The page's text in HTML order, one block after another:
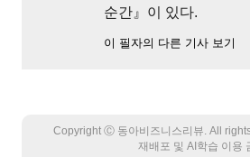
순간』이 있다.
이 필자의 다른 기사 보기
Copyright Ⓒ 동아비즈니스리뷰. All
재배포 및 AI학습 이용